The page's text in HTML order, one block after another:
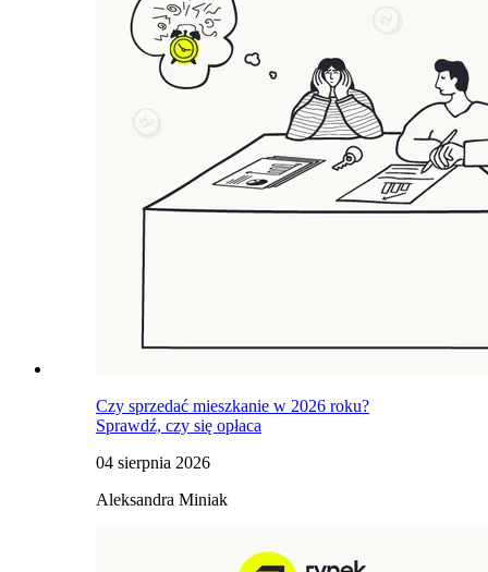
Czy sprzedać mieszkanie w 2026 roku?
Sprawdź, czy się opłaca
04 sierpnia 2026
Aleksandra Miniak